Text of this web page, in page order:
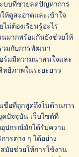
บบที่ช่วยลดปัญหาการ
ห้ดูสะอาดและเข้าใจ
ม่ต้องเรียนรู้อะไร
มากพร้อมกันยังช่วยให้
วมกับการพัฒนา
ร์มมีความน่าสนใจและ
ธิภาพในระยะยาว
ชื่อที่ถูกพูดถึงในด้านการ
ปัจจุบัน เว็บไซต์ที่
อุปกรณ์มักได้รับความ
ารต่าง ๆ ได้อย่าง
มัยช่วยให้การใช้งาน